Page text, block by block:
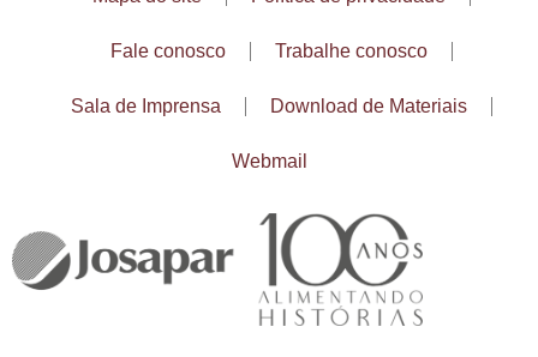
Fale conosco Trabalhe conosco
Sala de Imprensa Download de Materiais
Webmail